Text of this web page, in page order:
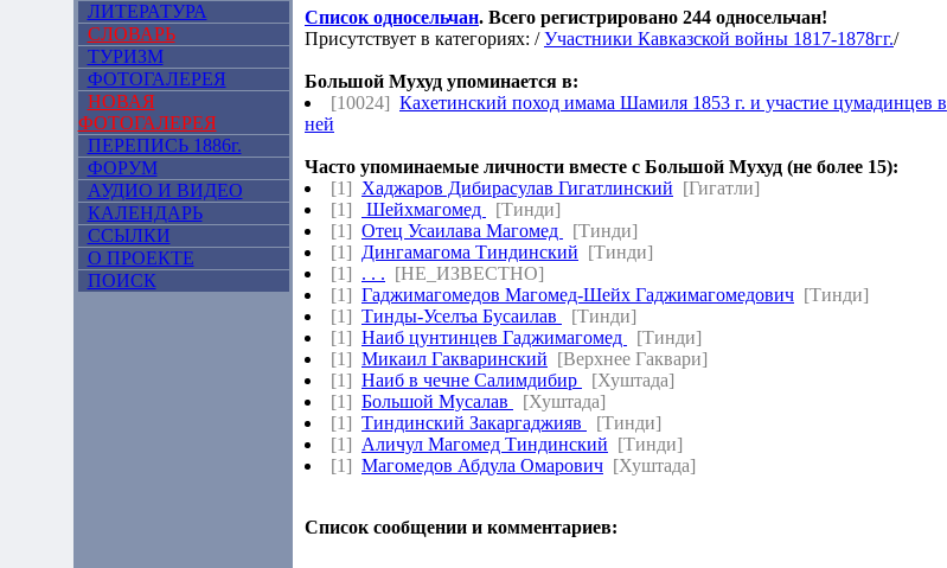
ЛИТЕРАТУРА
СЛОВАРЬ
ТУРИЗМ
ФОТОГАЛЕРЕЯ
НОВАЯ
ФОТОГАЛЕРЕЯ
ПЕРЕПИСЬ 1886г.
ФОРУМ
АУДИО И ВИДЕО
КАЛЕНДАРЬ
ССЫЛКИ
О ПРОЕКТЕ
ПОИСК
Список односельчан. Всего регистрировано 244 односельчан!
Присутствует в категориях: /Участники Кавказской войны 1817-1878гг./
Большой Мухуд упоминается в:
[10024] Кахетинский поход имама Шамиля 1853 г. и участие цумадинцев в
ней
Часто упоминаемые личности вместе с Большой Мухуд (не более 15):
[1] Хаджаров Дибирасулав Гигатлинский [Гигатли]
[1]
Шейхмагомед
[Тинди]
[1] Отец Усаилава Магомед
[Тинди]
[1] Дингамагома Тиндинский [Тинди]
[1] . . . [НЕ_ИЗВЕСТНО]
[1] Гаджимагомедов Магомед-Шейх Гаджимагомедович [Тинди]
[1] Тинды-Уселъа Бусаилав
[Тинди]
[1] Наиб цунтинцев Гаджимагомед
[Тинди]
[1] Микаил Гакваринский [Верхнее Гаквари]
[1] Наиб в чечне Салимдибир
[Хуштада]
[1] Большой Мусалав
[Хуштада]
[1] Тиндинский Закаргаджияв
[Тинди]
[1] Аличул Магомед Тиндинский [Тинди]
[1] Магомедов Абдула Омарович [Хуштада]
Список сообщении и комментариев: